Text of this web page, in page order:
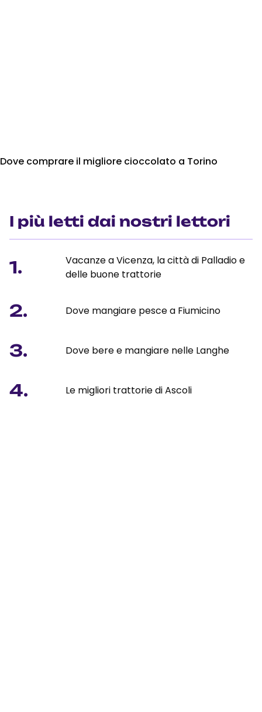
Dove comprare il migliore cioccolato a Torino
I più letti dai nostri lettori
1.
Vacanze a Vicenza, la città di Palladio e
delle buone trattorie
2. Dove mangiare pesce a Fiumicino
3. Dove bere e mangiare nelle Langhe
4. Le migliori trattorie di Ascoli